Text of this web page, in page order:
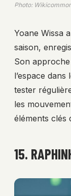
Photo:
Yoane Wissa
saison,
Son
l’espace
tester
les
éléments clés
15.